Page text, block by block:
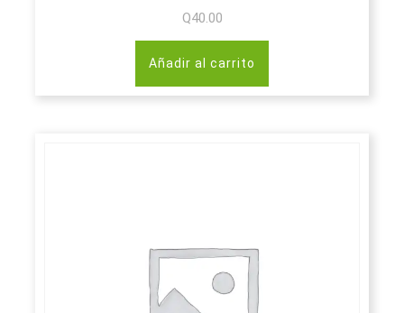
Q40.00
Añadir al carrito